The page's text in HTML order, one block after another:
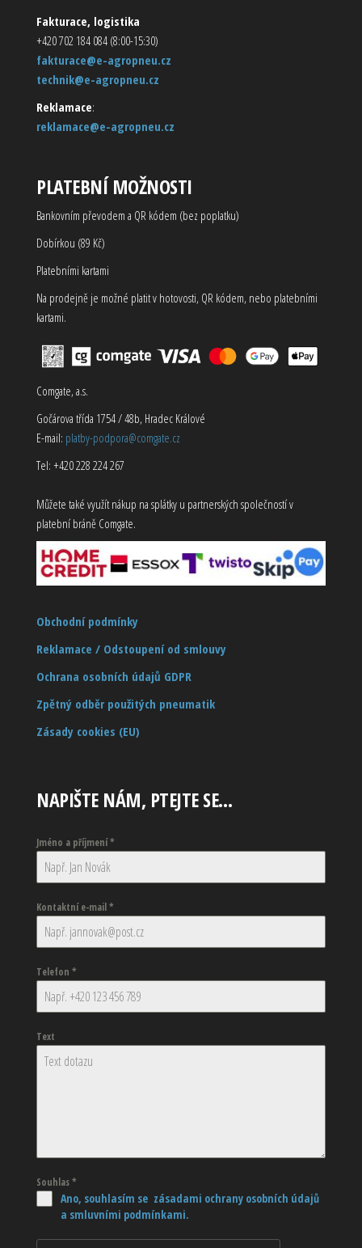
Fakturace, logistika
+420 702 184 084 (8:00-15:30)
fakturace@e-agropneu.cz
technik@e-agropneu.cz
Reklamace:
reklamace@e-agropneu.cz
PLATEBNÍ MOŽNOSTI
Bankovním převodem a QR kódem (bez poplatku)
Dobírkou (89 Kč)
Platebními kartami
Na prodejně je možné platit v hotovosti, QR kódem, nebo platebními
kartami.
Comgate, a.s.
Gočárova třída 1754 / 48b, Hradec Králové
E-mail: platby-podpora@comgate.cz
Tel: +420 228 224 267
Můžete také využít nákup na splátky u partnerských společností v
platební bráně Comgate.
Obchodní podmínky
Reklamace / Odstoupení od smlouvy
Ochrana osobních údajů GDPR
Zpětný odběr použitých pneumatik
Zásady cookies (EU)
NAPIŠTE NÁM, PTEJTE SE…
Jméno a příjmení*
Kontaktní e-mail*
Telefon *
Text
Souhlas*
Ano, souhlasím se zásadami ochrany osobních údajů
a smluvními podmínkami.